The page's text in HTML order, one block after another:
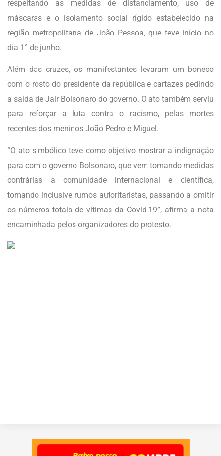
respeitando as medidas de distanciamento, uso de
máscaras e o isolamento social rígido estabelecido na
região metropolitana de João Pessoa, que teve início no
dia 1° de junho.
Além das cruzes, os manifestantes levaram um boneco
com o rosto do presidente da república e cartazes pedindo
a saída de Jair Bolsonaro do governo. O ato também serviu
para reforçar a luta contra o racismo, pelas mortes
recentes dos meninos João Pedro e Miguel.
“O ato simbólico teve como objetivo mostrar a indignação
para com o governo Bolsonaro, que vem tomando medidas
contrárias a comunidade internacional e científica,
tomando inclusive rumos autoritaristas, passando a omitir
os números totais de vítimas da Covid-19”, afirma a nota
encaminhada pelos organizadores do protesto.